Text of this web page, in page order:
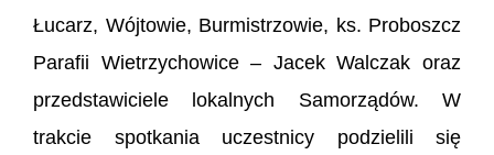
Łucarz, Wójtowie, Burmistrzowie, ks. Proboszcz
Parafii Wietrzychowice – Jacek Walczak oraz
przedstawiciele lokalnych Samorządów. W
trakcie spotkania uczestnicy podzielili się